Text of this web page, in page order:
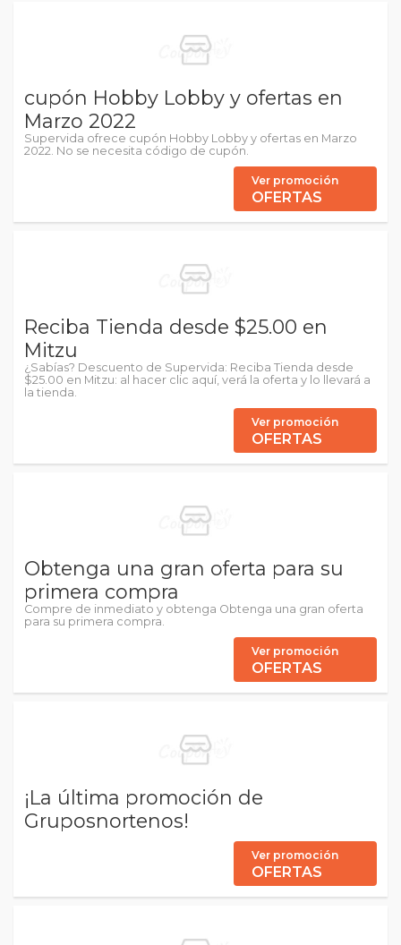
cupón Hobby Lobby y ofertas en
Marzo 2022
Supervida ofrece cupón Hobby Lobby y ofertas en Marzo
2022. No se necesita código de cupón.
Ver promoción
OFERTAS
Reciba Tienda desde $25.00 en
Mitzu
¿Sabías? Descuento de Supervida: Reciba Tienda desde
$25.00 en Mitzu: al hacer clic aquí, verá la oferta y lo llevará a
la tienda.
Ver promoción
OFERTAS
Obtenga una gran oferta para su
primera compra
Compre de inmediato y obtenga Obtenga una gran oferta
para su primera compra.
Ver promoción
OFERTAS
¡La última promoción de
Gruposnortenos!
Ver promoción
OFERTAS